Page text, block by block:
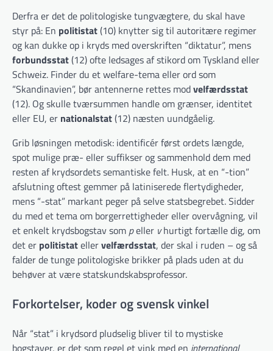
Derfra er det de politologiske tungvægtere, du skal have
styr på: En politistat(10) knytter sig til autoritære regimer
og kan dukke op i kryds med overskriften “diktatur”, mens
forbundsstat(12) ofte ledsages af stikord om Tyskland eller
Schweiz. Finder du et welfare-tema eller ord som
“Skandinavien”, bør antennerne rettes modvelfærdsstat
(12). Og skulle tværsummen handle om grænser, identitet
eller EU, er nationalstat(12) næsten uundgåelig.
Grib løsningen metodisk: identificér først ordets længde,
spot mulige præ- eller suffikser og sammenhold dem med
resten af krydsordets semantiske felt. Husk, at en “-tion”
afslutning oftest gemmer på latiniserede flertydigheder,
mens “-stat” markant peger på selve statsbegrebet. Sidder
du med et tema om borgerrettigheder eller overvågning, vil
et enkelt krydsbogstav som peller vhurtigt fortælle dig, om
det er politistatellervelfærdsstat, der skal i ruden – og så
falder de tunge politologiske brikker på plads uden at du
behøver at være statskundskabsprofessor.
Forkortelser, koder og svensk vinkel
Når “stat” i krydsord pludselig bliver til to mystiske
bogstaver, er det som regel et vink med en international